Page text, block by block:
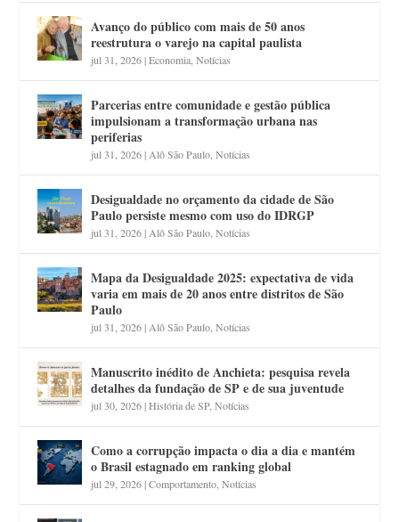
Avanço do público com mais de 50 anos
reestrutura o varejo na capital paulista
jul 31, 2026|Economia ,Notícias
Parcerias entre comunidade e gestão pública
impulsionam a transformação urbana nas
periferias
jul 31, 2026| Alô São Paulo ,Notícias
Desigualdade no orçamento da cidade de São
Paulo persiste mesmo com uso do IDRGP
jul 31, 2026| Alô São Paulo ,Notícias
Mapa da Desigualdade 2025: expectativa de vida
varia em mais de 20 anos entre distritos de São
Paulo
jul 31, 2026| Alô São Paulo ,Notícias
Manuscrito inédito de Anchieta: pesquisa revela
detalhes da fundação de SP e de sua juventude
jul 30, 2026|História de SP,Notícias
Como a corrupção impacta o dia a dia e mantém
o Brasil estagnado em ranking global
jul 29, 2026|Comportamento ,Notícias